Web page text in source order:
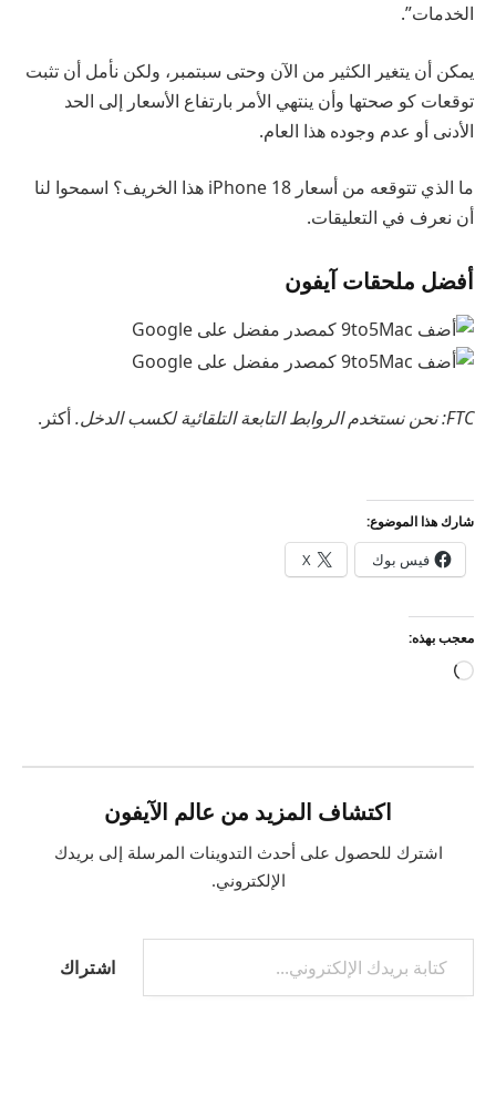
الخدمات”.
يمكن أن يتغير الكثير من الآن وحتى سبتمبر، ولكن نأمل أن تثبت
توقعات كو صحتها وأن ينتهي الأمر بارتفاع الأسعار إلى الحد
الأدنى أو عدم وجوده هذا العام.
ما الذي تتوقعه من أسعار iPhone 18 هذا الخريف؟ اسمحوا لنا
أن نعرف في التعليقات.
أفضل ملحقات آيفون
FTC: نحن نستخدم الروابط التابعة التلقائية لكسب الدخل. أكثر.
شارك هذا الموضوع:
فيس بوك X
معجب بهذه:
جاري
اكتشاف المزيد من عالم الآيفون
اشترك للحصول على أحدث التدوينات المرسلة إلى بريدك
الإلكتروني.
كتابة بريدك الإلكتروني...
اشتراك